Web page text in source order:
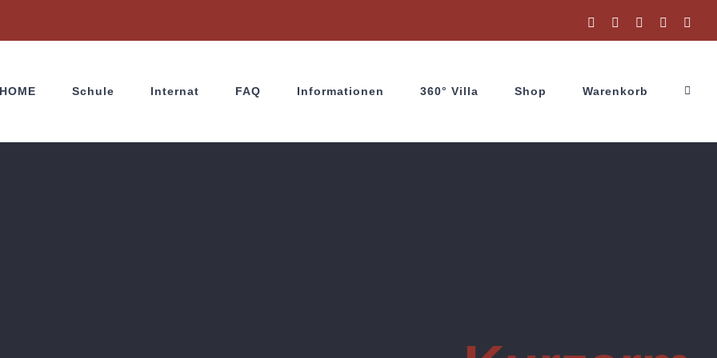
FacebookInstagram YouTube
HOME Schule Internat FAQ Informationen 360° Villa Shop Warenkorb